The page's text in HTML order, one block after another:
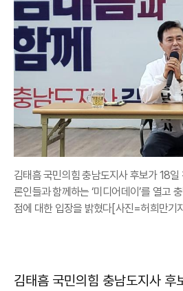
김태흠 국민의힘 충남도지사 후보가 18일
론인들과 함께하는 ‘미디어데이’를 열고
점에 대한 입장을 밝혔다[사진=허희만기
김태흠 국민의힘 충남도지사 후